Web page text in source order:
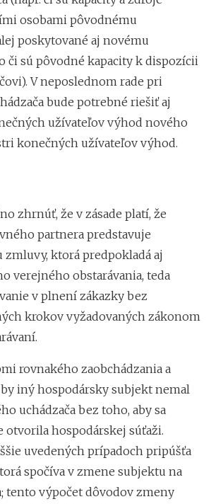
osobami pôvodnému
poskytované aj novému
či sú pôvodné kapacity k dispozícii
V neposlednom rade pri
bude potrebné riešiť aj
užívateľov výhod nového
konečných užívateľov výhod.
zhrnúť, že v zásade platí, že
partnera predstavuje
ktorá predpokladá aj
verejného obstarávania, teda
v plnení zákazky bez
krokov vyžadovaných zákonom
rovnakého zaobchádzania a
iný hospodársky subjekt nemal
uchádzača bez toho, aby sa
otvorila hospodárskej súťaži.
uvedených prípadoch pripúšťa
spočíva v zmene subjektu na
tento výpočet dôvodov zmeny